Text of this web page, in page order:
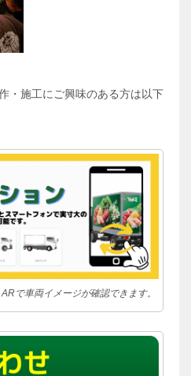
・施工にご興味のある方は以下
で車両イメージが確認できます。